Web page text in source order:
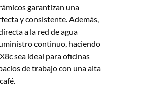
garantizan una
y consistente. Además,
a la red de agua
continuo, haciendo
sea ideal para oficinas
de trabajo con una alta